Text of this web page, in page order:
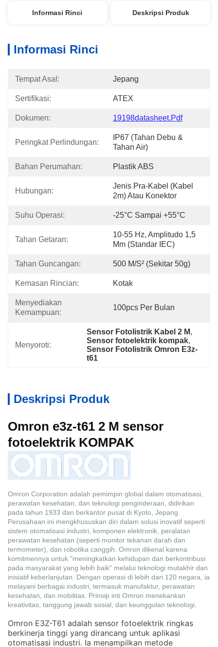
Informasi Rinci Deskripsi Produk
Informasi Rinci
Tempat Asal: Jepang
Sertifikasi: ATEX
Dokumen: 19198datasheet.pdf
Peringkat Perlindungan:
IP67 (tahan Debu &
Tahan Air)
Bahan Perumahan: Plastik ABS
Hubungan:
Jenis Pra-Kabel (kabel
2m) Atau Konektor
Suhu Operasi: -25°C Sampai +55°C
Tahan Getaran:
10-55 Hz, Amplitudo 1,5
Mm (standar IEC)
Tahan Guncangan: 500 M/s² (sekitar 50g)
Kemasan Rincian: Kotak
Menyediakan
Kemampuan:
100pcs Per Bulan
Menyoroti:
Sensor Fotolistrik Kabel 2 M,
Sensor fotoelektrik kompak,
Sensor Fotolistrik Omron E3z-
t61
Deskripsi Produk
Omron e3z-t61 2 M sensor
fotoelektrik KOMPAK
Omron Corporation adalah pemimpin global dalam otomatisasi,
perawatan kesehatan, dan teknologi penginderaan, didirikan
pada tahun 1933 dan berkantor pusat di Kyoto, Jepang.
Perusahaan ini mengkhususkan diri dalam solusi inovatif seperti
sistem otomatisasi industri, komponen elektronik, peralatan
perawatan kesehatan (seperti monitor tekanan darah dan
termometer), dan robotika canggih. Omron dikenal karena
komitmennya untuk "meningkatkan kehidupan dan berkontribusi
pada masyarakat yang lebih baik" melalui teknologi mutakhir dan
inisiatif keberlanjutan. Dengan operasi di lebih dari 120 negara, ia
melayani berbagai industri, termasuk manufaktur, perawatan
kesehatan, dan mobilitas. Prinsip inti Omron menekankan
kreativitas, tanggung jawab sosial, dan keunggulan teknologi.
Omron E3Z-T61 adalah sensor fotoelektrik ringkas
berkinerja tinggi yang dirancang untuk aplikasi
otomatisasi industri. Ia menampilkan metode